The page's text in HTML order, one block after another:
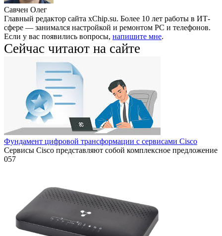
Савчен Олег
Главный редактор сайта xChip.su. Более 10 лет работы в ИТ-
сфере — занимался настройкой и ремонтом PC и телефонов.
Если у вас появились вопросы, напишите мне.
Сейчас читают на сайте
Фундамент цифровой трансформации с сервисами Cisco
Сервисы Cisco представляют собой комплексное предложение
057